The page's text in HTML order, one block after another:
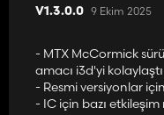
V1.3.0.0 9 Ekim 2025
- MTX McCormick
amacı i3d'yi
- Resmi versiyonlar
- IC için bazı